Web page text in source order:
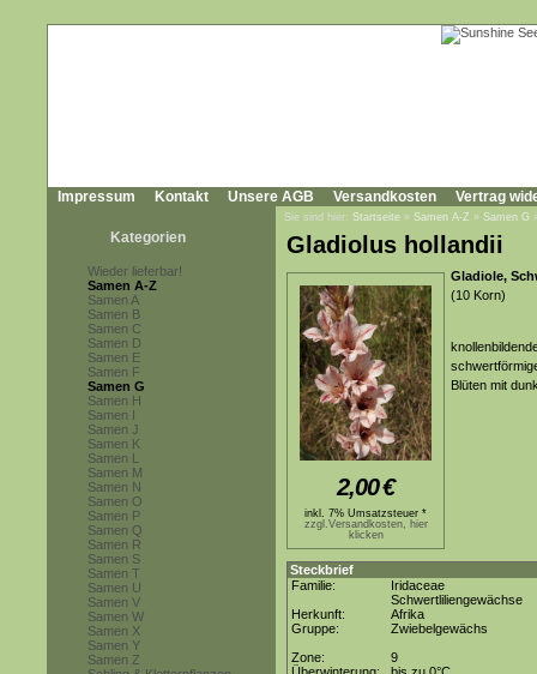
Impressum Kontakt Unsere AGB Versandkosten Vertrag
Kategorien
Wieder lieferbar!
Samen A-Z
Samen A
Samen B
Samen C
Samen D
Samen E
Samen F
Samen G
Samen H
Samen I
Samen J
Samen K
Samen L
Samen M
Samen N
Samen O
Samen P
Samen Q
Samen R
Samen S
Samen T
Samen U
Samen V
Samen W
Samen X
Samen Y
Samen Z
Sie sind hier: Startseite » Samen A-Z » Samen G
Gladiolus hollandii
2,00€
inkl. 7% Umsatzsteuer *
zzgl.Versandkosten, hier
klicken
Gladiole,
(10 Korn)
Blüten mit
Steckbrief
Familie:
Iridaceae
Schwertliliengewächse
Herkunft:
Afrika
Gruppe:
Zwiebelgewächs
Zone:
9